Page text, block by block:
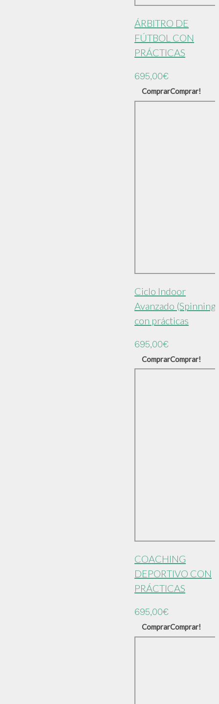
ÁRBITRO DE
FÚTBOL CON
PRÁCTICAS
695,00€
ComprarComprar!
Ciclo Indoor
Avanzado (Spinning)
con prácticas
695,00€
ComprarComprar!
COACHING
DEPORTIVO CON
PRÁCTICAS
695,00€
ComprarComprar!